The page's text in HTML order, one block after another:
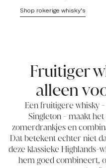
Shop rokerige whisky's
Fruitiger
alleen
Een fruitigere whisky
Singleton- maakt het
zomerdrankjes en
Dat betekent echter niet
deze klassieke Highlands-
hem goed combineert,